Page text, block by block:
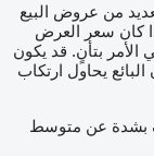
من عروض البيع
كان سعر العرض
بتأنٍ. قد يكون
يحاول ارتكاب
بشدة عن متوسط